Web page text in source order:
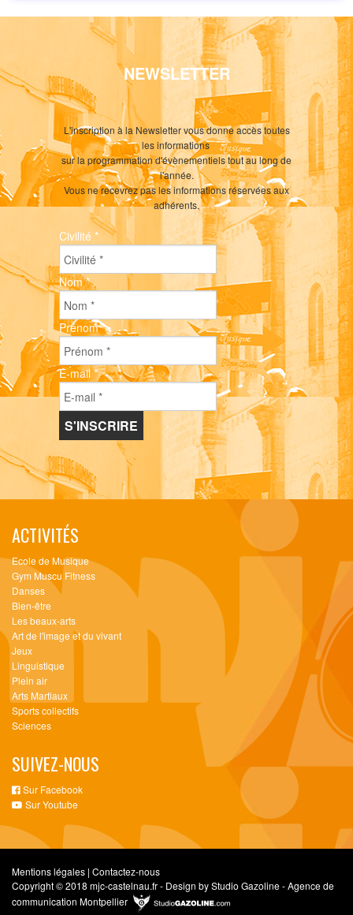
NEWSLETTER
L'inscription à la Newsletter vous donne accès toutes
les informations
sur la programmation d'évènementiels tout au long de
l'année.
Vous ne recevrez pas les informations réservées aux
adhérents.
Civilité *
Nom*
Prénom*
E-mail*
ACTIVITÉS
Ecole de Musique
Gym Muscu Fitness
Danses
Bien-être
Les beaux-arts
Art de l'image et du vivant
Jeux
Linguistique
Plein air
Arts Martiaux
Sports collectifs
Sciences
SUIVEZ-NOUS
Sur Facebook
Sur Youtube
Mentions légales | Contactez-nous
Copyright © 2018 mjc-castelnau.fr - Design by Studio Gazoline - Agence de
communication Montpellier